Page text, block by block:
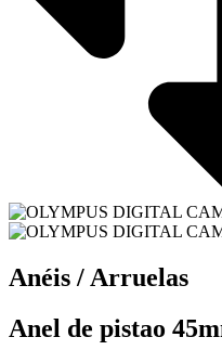
Anéis / Arruelas
Anel de pistao